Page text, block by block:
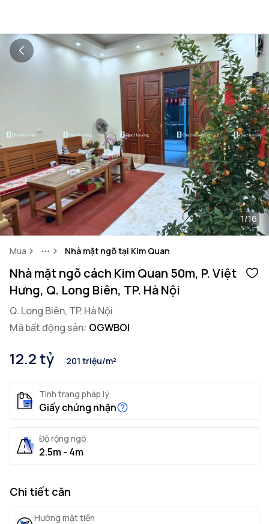
Mua MoreNhà mặt ngõ tại Kim Quan
1/16
Nhà mặt ngõ cách Kim Quan 50m, P. Việt
Hưng, Q. Long Biên, TP. Hà Nội
Q. Long Biên, TP. Hà Nội
Mã bất động sản: OGWBOI
12.2 tỷ 201 triệu/m²
Tình trạng pháp lý
Giấy chứng nhận
Độ rộng ngõ
2.5m - 4m
Chi tiết căn
Hướng mặt tiền